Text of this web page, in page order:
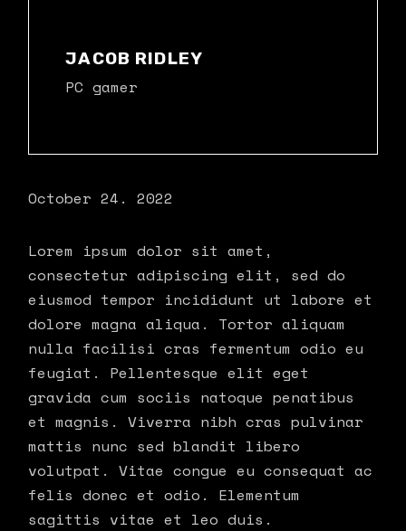
JACOB RIDLEY
PC gamer
October 24. 2022
Lorem ipsum dolor sit amet,
consectetur adipiscing elit, sed do
eiusmod tempor incididunt ut labore et
dolore magna aliqua. Tortor aliquam
nulla facilisi cras fermentum odio eu
feugiat. Pellentesque elit eget
gravida cum sociis natoque penatibus
et magnis. Viverra nibh cras pulvinar
mattis nunc sed blandit libero
volutpat. Vitae congue eu consequat ac
felis donec et odio. Elementum
sagittis vitae et leo duis.